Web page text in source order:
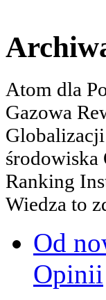
Atom dla
Gazowa
środowiska
Ranking
Wiedza to
Od
Opinii